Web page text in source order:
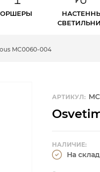
MC0060-004
АРТИКУЛ:
НАЛИЧИЕ:
На